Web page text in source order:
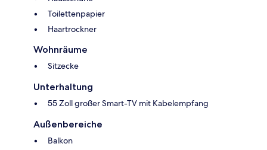
Toilettenpapier
Haartrockner
Wohnräume
Sitzecke
Unterhaltung
55 Zoll großer Smart-TV mit Kabelempfang
Außenbereiche
Balkon